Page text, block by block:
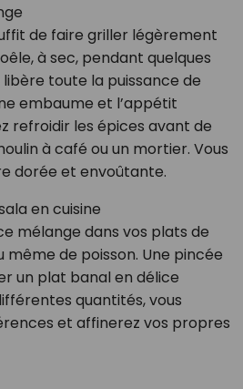
de faire griller légèrement
à sec, pendant quelques
toute la puissance de
embaume et l’appétit
refroidir les épices avant de
à café ou un mortier. Vous
dorée et envoûtante.
en cuisine
mélange dans vos plats de
même de poisson. Une pincée
un plat banal en délice
quantités, vous
et affinerez vos propres